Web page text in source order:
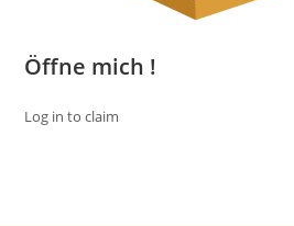
Öffne mich !
Log in to claim